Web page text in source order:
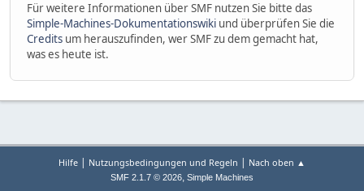
Für weitere Informationen über SMF nutzen Sie bitte das
Simple-Machines-Dokumentationswiki und überprüfen Sie die
Credits um herauszufinden, wer SMF zu dem gemacht hat,
was es heute ist.
Hilfe | Nutzungsbedingungen und Regeln | Nach oben ▲
SMF 2.1.7 © 2026, Simple Machines